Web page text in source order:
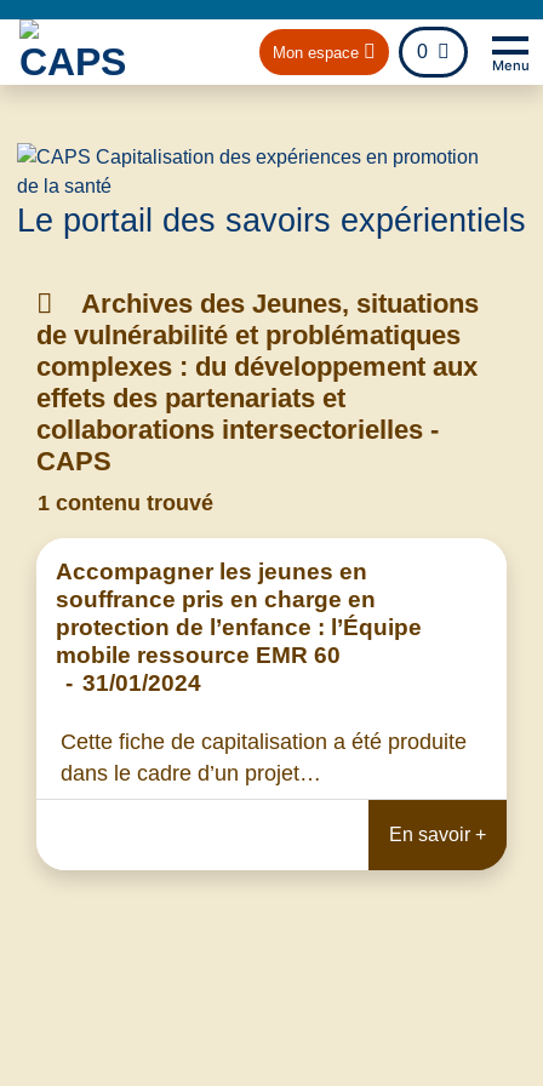
Mon espace 0
fichier
Menu
Le portail des savoirs expérientiels
Archives des Jeunes, situations
de vulnérabilité et problématiques
complexes : du développement aux
effets des partenariats et
collaborations intersectorielles -
CAPS
1 contenu trouvé
Accompagner les jeunes en
souffrance pris en charge en
protection de l’enfance : l’Équipe
mobile ressource EMR 60
- 31/01/2024
Cette fiche de capitalisation a été produite
dans le cadre d’un projet…
En savoir +